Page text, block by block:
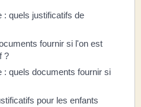
: quels justificatifs de
fournir si l'on est
?
: quels documents fournir si
pour les enfants